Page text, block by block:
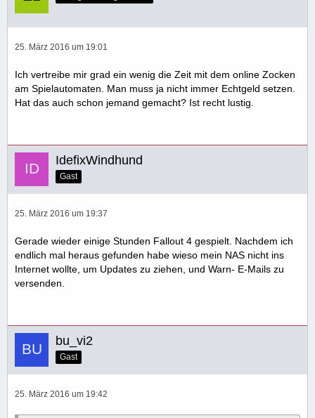
25. März 2016 um 19:01
Ich vertreibe mir grad ein wenig die Zeit mit dem online Zocken
am Spielautomaten. Man muss ja nicht immer Echtgeld setzen.
Hat das auch schon jemand gemacht? Ist recht lustig.
IdefixWindhund
Gast
25. März 2016 um 19:37
Gerade wieder einige Stunden Fallout 4 gespielt. Nachdem ich
endlich mal heraus gefunden habe wieso mein NAS nicht ins
Internet wollte, um Updates zu ziehen, und Warn- E-Mails zu
versenden.
bu_vi2
Gast
25. März 2016 um 19:42